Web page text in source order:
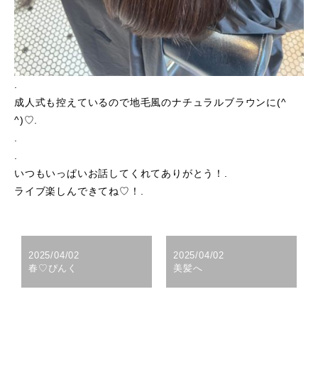
.
成人式も控えているので地毛風のナチュラルブラウンに(^
^)♡.
.
.
いつもいっぱいお話してくれてありがとう！.
ライブ楽しんできてね♡！.
2025/04/02
春♡ぴんく
2025/04/02
美髪へ